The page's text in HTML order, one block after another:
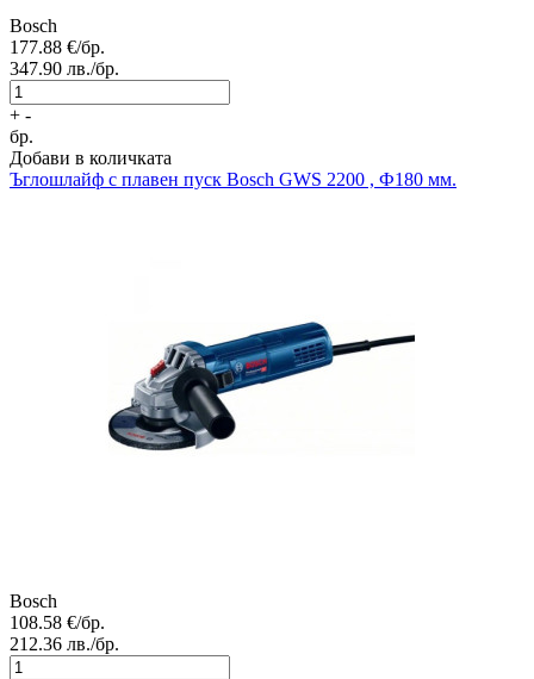
Bosch
177.88 €/бр.
347.90 лв./бр.
+ -
бр.
Добави в количката
Ъглошлайф с плавен пуск Bosch GWS 2200 , Ф180 мм.
Bosch
108.58 €/бр.
212.36 лв./бр.